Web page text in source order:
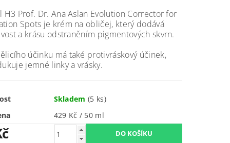
H3 Prof. Dr. Ana Aslan Evolution Corrector for
Spots je krém na obličej, který dodává
a krásu odstraněním pigmentových skvrn.
účinku má také protivráskový účinek,
jemné linky a vrásky.
Skladem(5 ks)
429 Kč / 50 ml